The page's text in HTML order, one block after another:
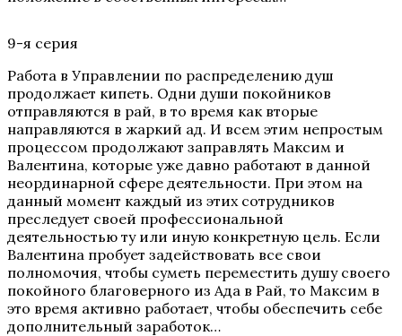
9-я серия
Работа в Управлении по распределению душ
продолжает кипеть. Одни души покойников
отправляются в рай, в то время как вторые
направляются в жаркий ад. И всем этим непростым
процессом продолжают заправлять Максим и
Валентина, которые уже давно работают в данной
неординарной сфере деятельности. При этом на
данный момент каждый из этих сотрудников
преследует своей профессиональной
деятельностью ту или иную конкретную цель. Если
Валентина пробует задействовать все свои
полномочия, чтобы суметь переместить душу своего
покойного благоверного из Ада в Рай, то Максим в
это время активно работает, чтобы обеспечить себе
дополнительный заработок…